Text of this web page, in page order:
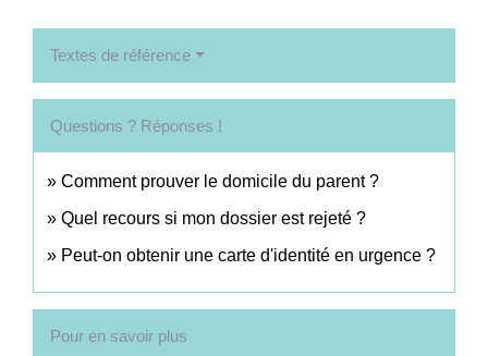
Textes de référence
Questions ? Réponses !
Comment prouver le domicile du parent ?
Quel recours si mon dossier est rejeté ?
Peut-on obtenir une carte d'identité en urgence ?
Pour en savoir plus